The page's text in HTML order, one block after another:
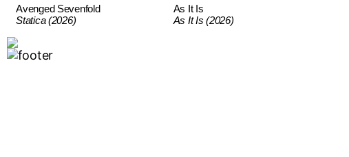
Avenged Sevenfold
Statica (2026)
As It Is
As It Is (2026)